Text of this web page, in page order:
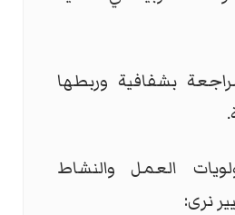
بشفافية وربطها
العمل والنشاط
نرى: